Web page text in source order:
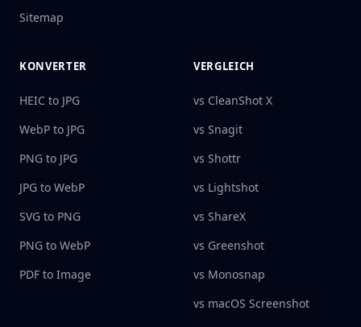
Sitemap
KONVERTER
HEIC to JPG
WebP to JPG
PNG to JPG
JPG to WebP
SVG to PNG
PNG to WebP
PDF to Image
VERGLEICH
vs CleanShot X
vs Snagit
vs Shottr
vs Lightshot
vs ShareX
vs Greenshot
vs Monosnap
vs macOS Screenshot